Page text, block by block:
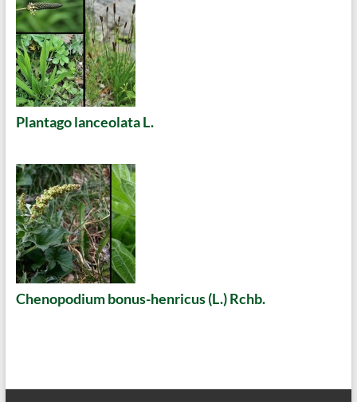
Plantago lanceolata L.
Chenopodium bonus-henricus (L.) Rchb.